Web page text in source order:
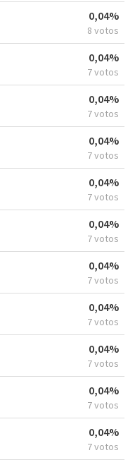
0,04%
8 votos
0,04%
7 votos
0,04%
7 votos
0,04%
7 votos
0,04%
7 votos
0,04%
7 votos
0,04%
7 votos
0,04%
7 votos
0,04%
7 votos
0,04%
7 votos
0,04%
7 votos